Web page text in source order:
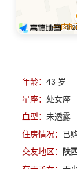
©
年龄： 43 岁
星座： 处女座
血型： 未透露
住房情况： 已
交友地区：
陕